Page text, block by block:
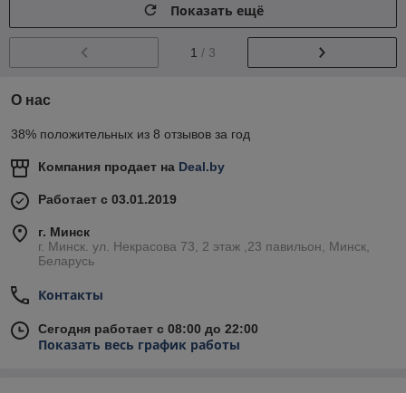
Показать ещё
1 / 3
О нас
38% положительных из 8 отзывов за год
Компания продает на Deal.by
Работает с 03.01.2019
г. Минск
г. Минск. ул. Некрасова 73, 2 этаж ,23 павильон, Минск,
Беларусь
Контакты
Сегодня работает с 08:00 до 22:00
Показать весь график работы